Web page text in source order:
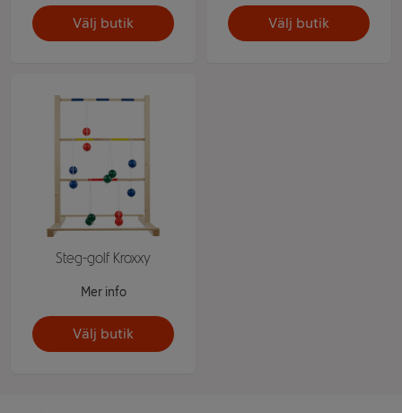
Välj butik Välj butik
Steg-golf Kroxxy
Mer info
Välj butik